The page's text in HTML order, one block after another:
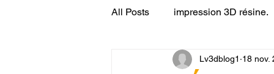
All Posts impression 3D résine.
CONCESSION LV3D
Lv3dblog1 18 nov.